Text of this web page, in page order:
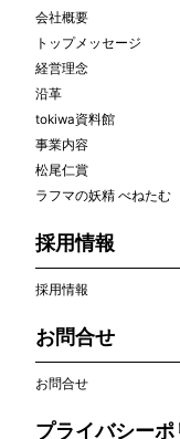
会社概要
トップメッセージ
経営理念
沿革
tokiwa資料館
事業内容
松尾仁賞
ラフマの妖精 べねたむ
採用情報
採用情報
お問合せ
お問合せ
プライバシー